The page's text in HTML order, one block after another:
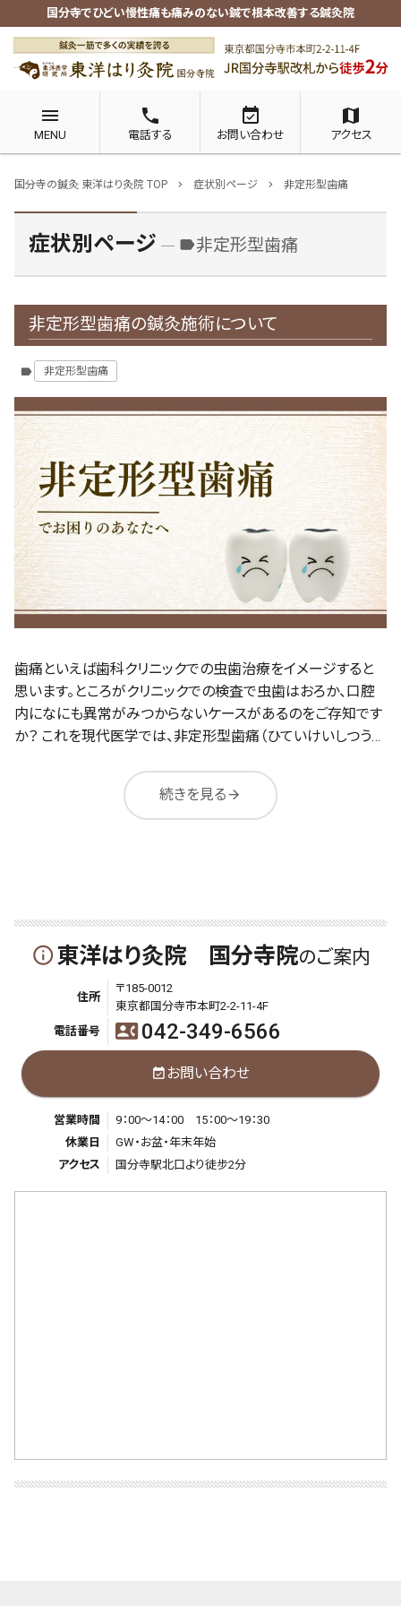
国分寺でひどい慢性痛も痛みのない鍼で根本改善する鍼灸院
menu
MENU
phone
電話する
event_available
お問い合わせ
map
アクセス
国分寺の鍼灸 東洋はり灸院 TOP chevron_right 症状別ページ chevron_right 非定形型歯痛
症状別ページ label非定形型歯痛
非定形型歯痛の鍼灸施術について
label 非定形型歯痛
歯痛といえば歯科クリニックでの虫歯治療をイメージすると
思います。ところがクリニックでの検査で虫歯はおろか、口腔
内になにも異常がみつからないケースがあるのをご存知です
か？ これを現代医学では、非定形型歯痛（ひていけいしつう…
続きを見るarrow_forward
info_outline東洋はり灸院 国分寺院のご案内
住所
〒185-0012
東京都国分寺市本町2-2-11-4F
電話番号
contact_phone 042-349-6566
event_availableお問い合わせ
営業時間
9：00～14：00 15：00～19：30
休業日
GW・お盆・年末年始
アクセス
国分寺駅北口より徒步2分